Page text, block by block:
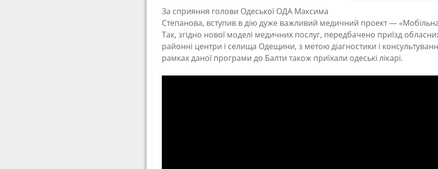
За сприяння голови Одеської ОДА Максима
Степанова, вступив в дію дуже важливий медичний проект — «Мобільна
Так, згідно нової моделі медичних послуг, передбачено приїзд
районні центри і селища Одещини, з метою діагностики і
рамках даної програми до Балти також приїхали одеські лікарі.